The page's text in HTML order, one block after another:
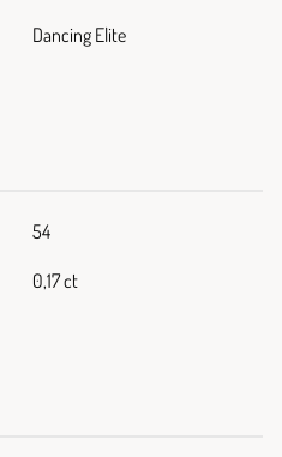
Dancing Elite
54
0,17 ct